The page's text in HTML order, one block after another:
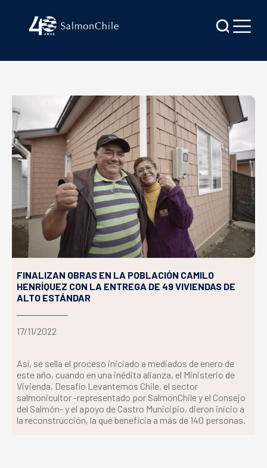
FINALIZAN OBRAS EN LA POBLACIÓN CAMILO
HENRÍQUEZ CON LA ENTREGA DE 49 VIVIENDAS DE
ALTO ESTÁNDAR
17/11/2022
Así, se sella el proceso iniciado a mediados de enero de
este año, cuando en una inédita alianza, el Ministerio de
Vivienda, Desafío Levantemos Chile, el sector
salmonicultor -representado por SalmonChile y el Consejo
del Salmón- y el apoyo de Castro Municipio, dieron inicio a
la reconstrucción, la que beneficia a más de 140 personas.